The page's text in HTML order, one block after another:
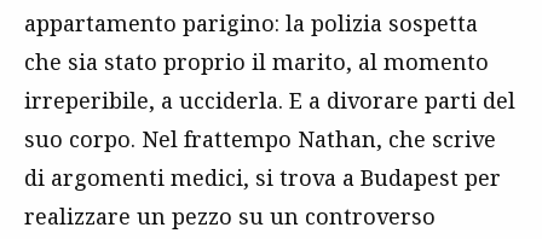
appartamento parigino: la polizia sospetta
che sia stato proprio il marito, al momento
irreperibile, a ucciderla. E a divorare parti del
suo corpo. Nel frattempo Nathan, che scrive
di argomenti medici, si trova a Budapest per
realizzare un pezzo su un controverso